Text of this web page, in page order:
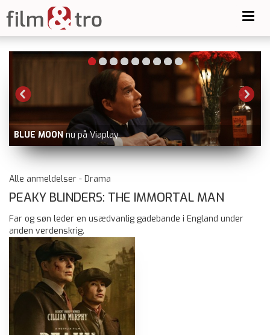
BLUE MOON nu på Viaplay
Alle anmeldelser - Drama
PEAKY BLINDERS: THE IMMORTAL MAN
Far og søn leder en usædvanlig gadebande i England under
anden verdenskrig.